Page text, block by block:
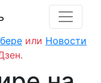
или Новости